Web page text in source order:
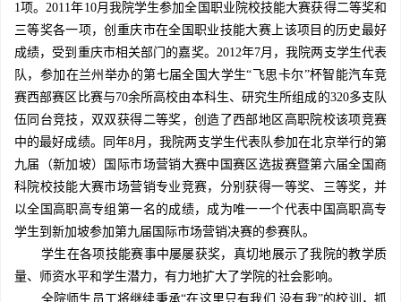
1项。2011年10月我院学生参加全国职业院校技能大赛获得二等奖和
三等奖各一项，创重庆市在全国职业技能大赛上该项目的历史最好
成绩，受到重庆市相关部门的嘉奖。2012年7月，我院两支学生代表
队，参加在兰州举办的第七届全国大学生“飞思卡尔”杯智能汽车竞
赛西部赛区比赛与70余所高校由本科生、研究生所组成的320多支队
伍同台竞技，双双获得二等奖，创造了西部地区高职院校该项竞赛
中的最好成绩。同年8月，我院两支学生代表队参加在北京举行的第
九届（新加坡）国际市场营销大赛中国赛区选拔赛暨第六届全国商
科院校技能大赛市场营销专业竞赛，分别获得一等奖、三等奖，并
以全国高职高专组第一名的成绩，成为唯一一个代表中国高职高专
学生到新加坡参加第九届国际市场营销决赛的参赛队。
学生在各项技能赛事中屡屡获奖，真切地展示了我院的教学质
量、师资水平和学生潜力，有力地扩大了学院的社会影响。
全院师生员工将继续秉承“在这里只有我们.没有我”的校训，抓